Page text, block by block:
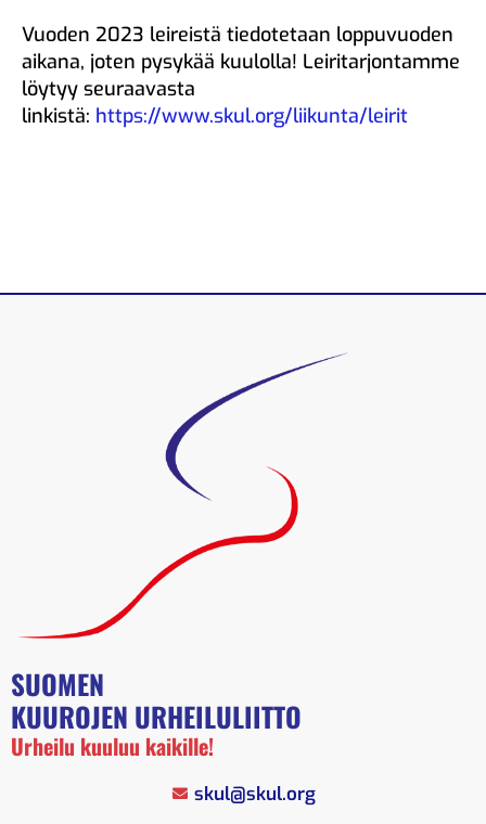
Vuoden 2023 leireistä tiedotetaan loppuvuoden
aikana, joten pysykää kuulolla! Leiritarjontamme
löytyy seuraavasta
linkistä: https://www.skul.org/liikunta/leirit
SUOMEN
KUUROJEN URHEILULIITTO
Urheilu kuuluu kaikille!
skul@skul.org